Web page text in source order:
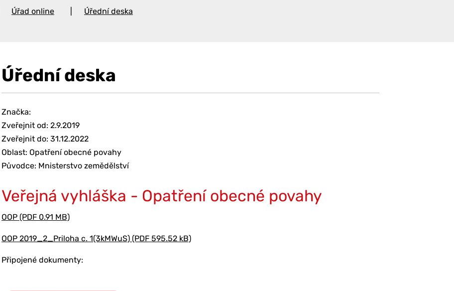
Úřad online Úřední deska
Úřední deska
Značka:
Zveřejnit od: 2.9.2019
Zveřejnit do: 31.12.2022
Oblast: Opatření obecné povahy
Původce: Mnisterstvo zemědělství
Veřejná vyhláška - Opatření obecné povahy
OOP (PDF 0.91 MB)
OOP 2019_2_Priloha c. 1(3kMWuS) (PDF 595.52 kB)
Připojené dokumenty: